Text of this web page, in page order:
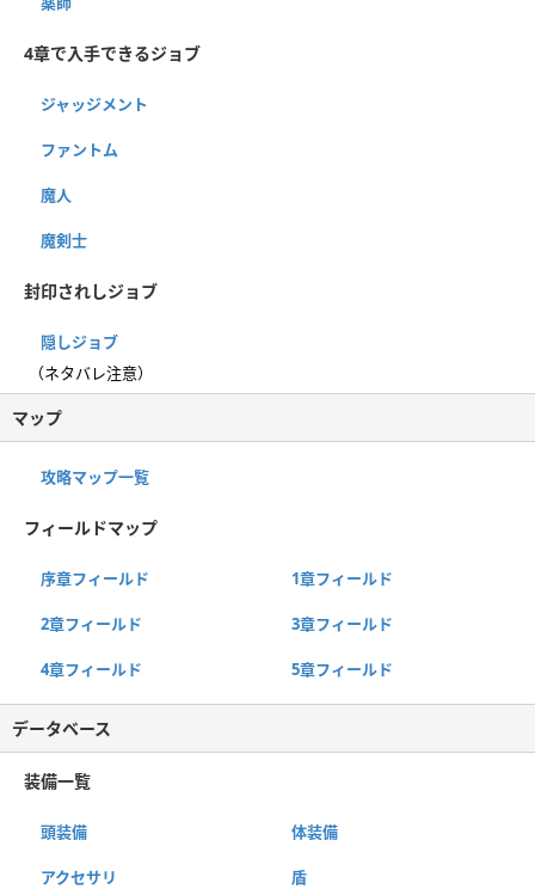
4章で入手できるジョブ
ジャッジメント
ファントム
魔人
魔剣士
封印されしジョブ
隠しジョブ
（ネタバレ注意）
マップ
攻略マップ一覧
フィールドマップ
序章フィールド 1章フィールド
2章フィールド 3章フィールド
4章フィールド 5章フィールド
データベース
装備一覧
頭装備 体装備
アクセサリ 盾